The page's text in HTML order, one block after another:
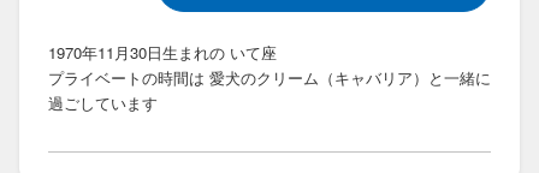
1970年11月30日生まれの いて座
プライベートの時間は 愛犬のクリーム（キャバリア）と一緒に
過ごしています